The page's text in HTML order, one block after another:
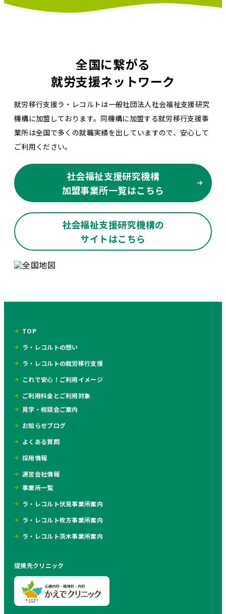
全国に繋がる
就労支援ネットワーク
就労移行支援ラ・レコルトは一般社団法人社会福祉支援研究
機構に加盟しております。同機構に加盟する就労移行支援事
業所は全国で多くの就職実績を出していますので、安心して
ご利用ください。
社会福祉支援研究機構
加盟事業所一覧はこちら
社会福祉支援研究機構の
サイトはこちら
TOP
ラ・レコルトの想い
ラ・レコルトの就労移行支援
これで安心！ご利用イメージ
ご利用料金とご利用対象
見学・相談会ご案内
お知らせブログ
よくある質問
採用情報
運営会社情報
事業所一覧
ラ・レコルト伏見事業所案内
ラ・レコルト枚方事業所案内
ラ・レコルト茨木事業所案内
提携先クリニック